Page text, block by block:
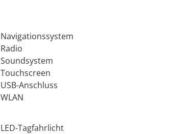
Navigationssystem
Radio
Soundsystem
Touchscreen
USB-Anschluss
WLAN
LED-Tagfahrlicht